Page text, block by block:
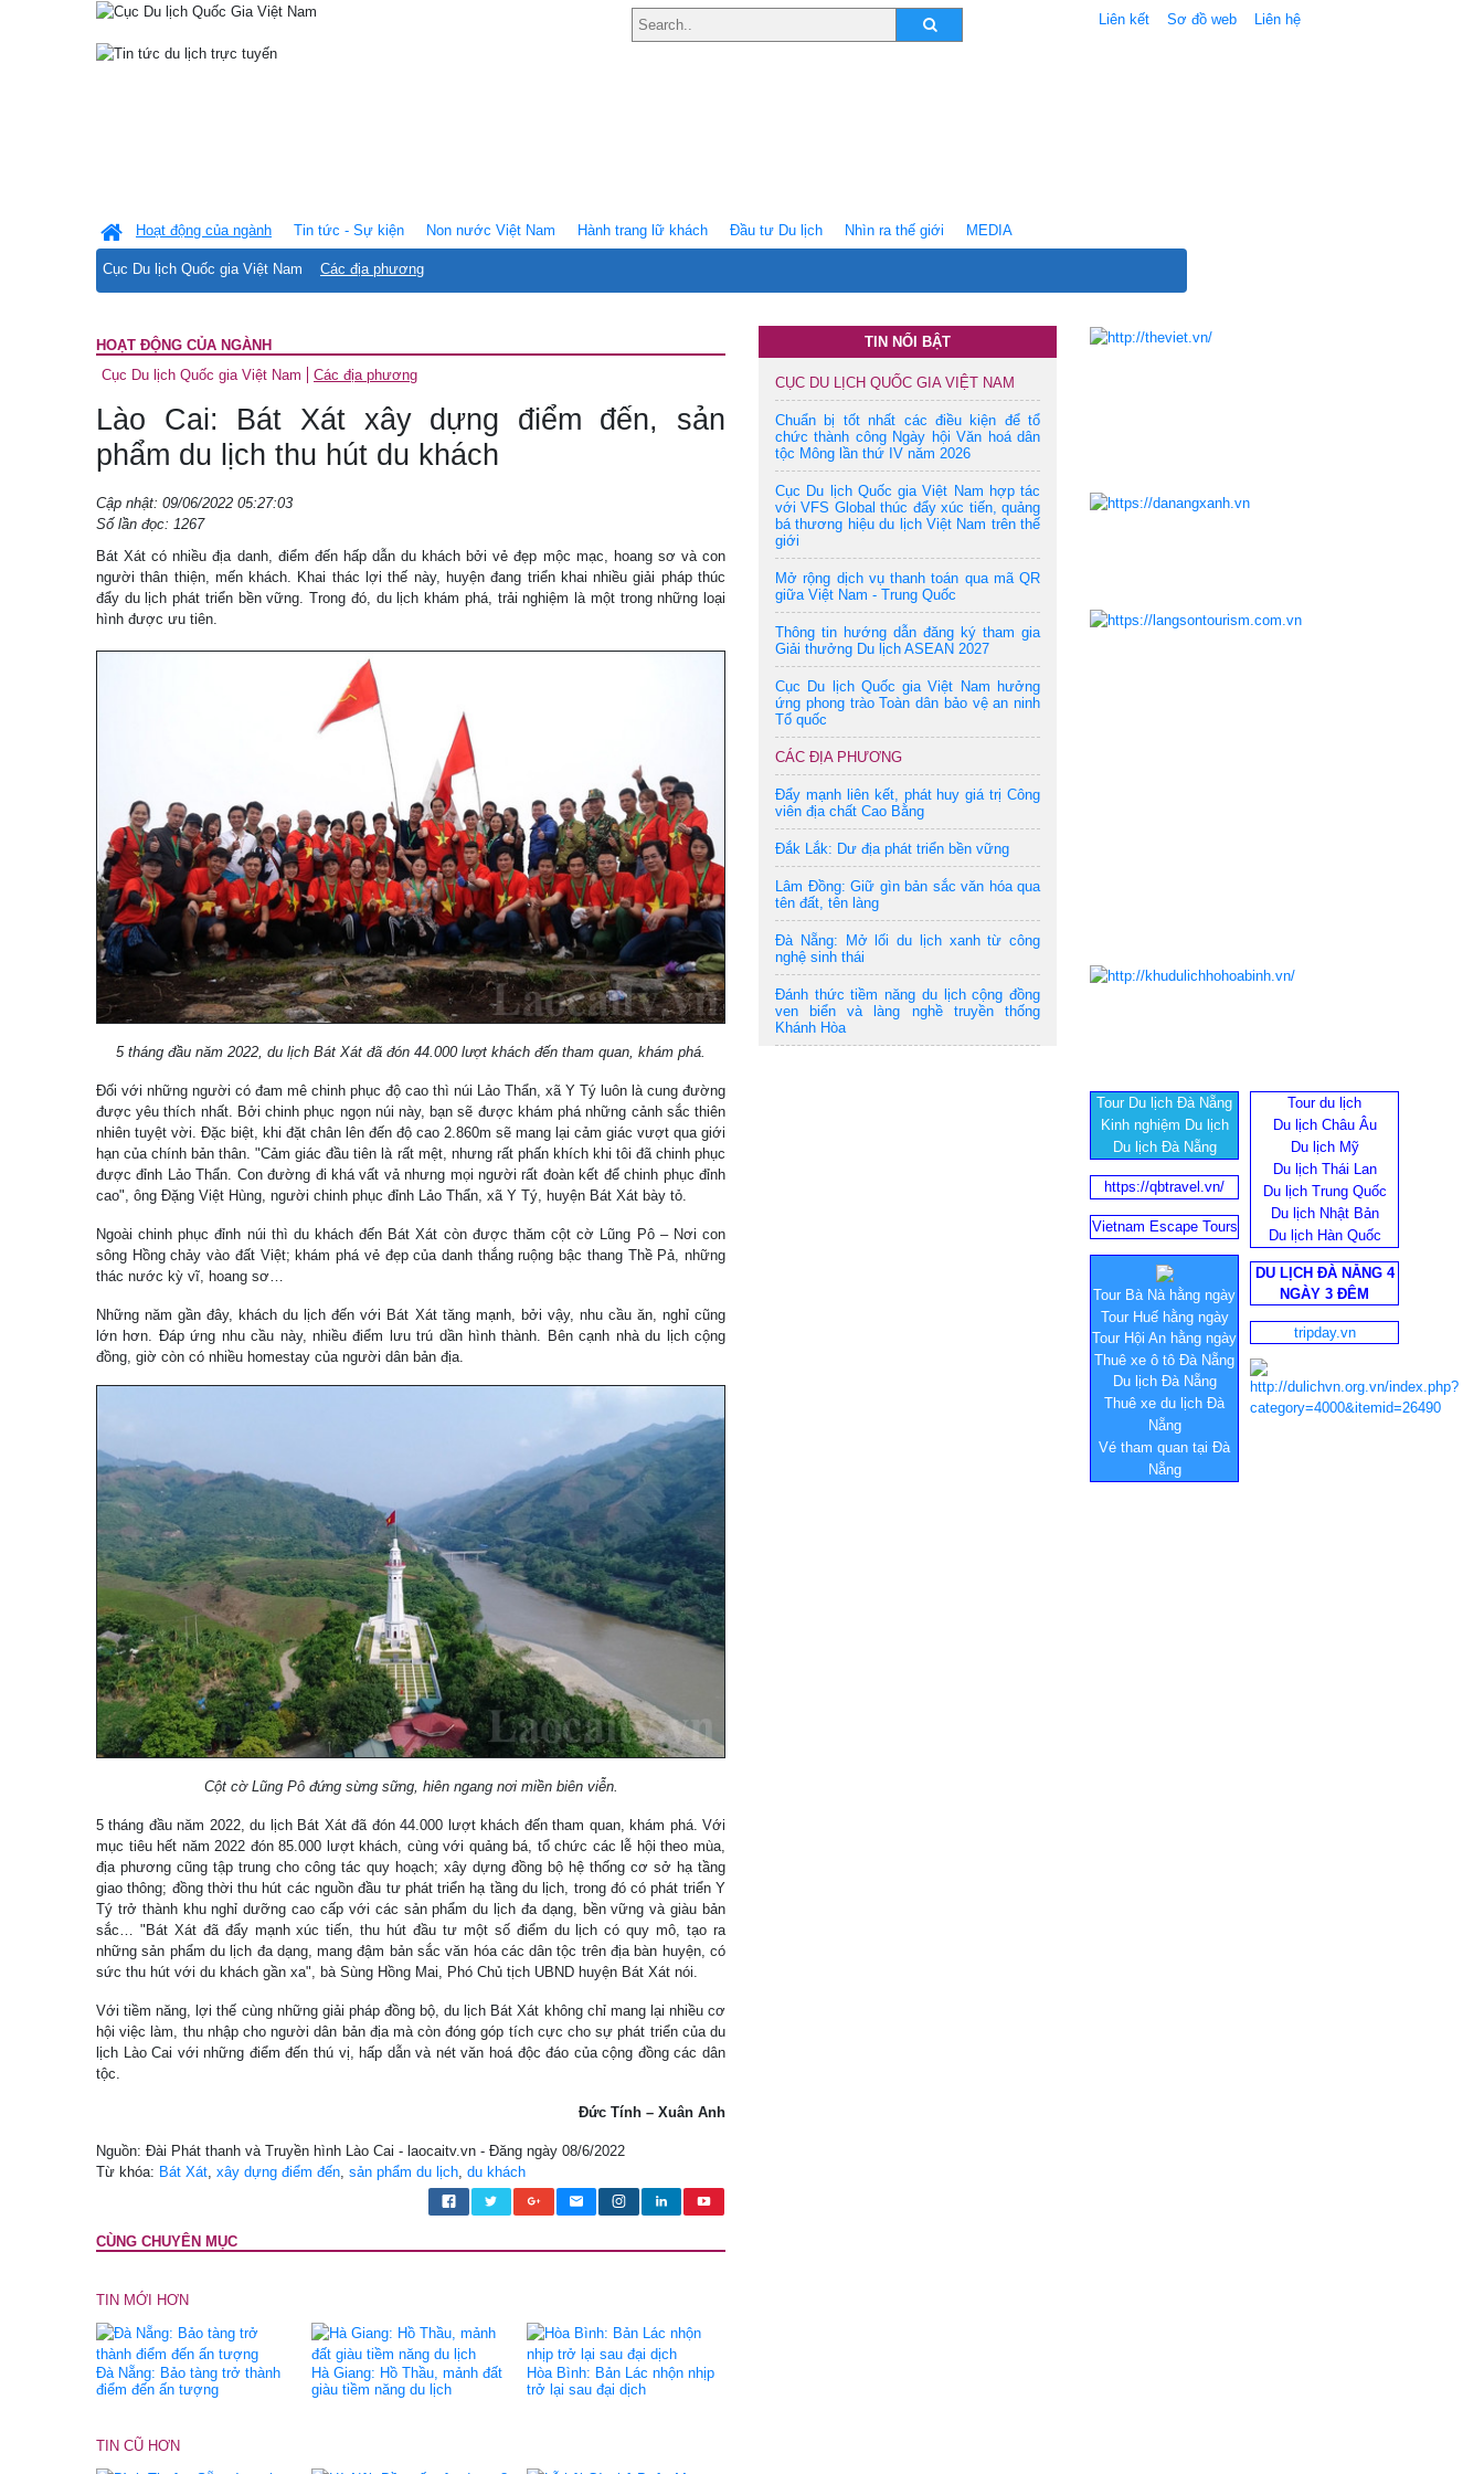
Liên kết Sơ đồ web Liên hệ
Hoạt động của ngành
Cục Du lịch Quốc gia Việt Nam Các địa phương
Tin tức - Sự kiện Non nước Việt Nam Hành trang lữ khách Ðầu tư Du lịch Nhìn ra thế giới MEDIA
HOẠT ĐỘNG CỦA NGÀNH
Cục Du lịch Quốc gia Việt Nam
Các địa phương
Lào Cai: Bát Xát xây dựng điểm đến, sản
phẩm du lịch thu hút du khách
Cập nhật: 09/06/2022 05:27:03
Số lần đọc: 1267
Bát Xát có nhiều địa danh, điểm đến hấp dẫn du khách bởi vẻ đẹp mộc mạc, hoang sơ và con
người thân thiện, mến khách. Khai thác lợi thế này, huyện đang triển khai nhiều giải pháp thúc
đẩy du lịch phát triển bền vững. Trong đó, du lịch khám phá, trải nghiệm là một trong những loại
hình được ưu tiên.
5 tháng đầu năm 2022, du lịch Bát Xát đã đón 44.000 lượt khách đến tham quan, khám phá.
Đối với những người có đam mê chinh phục độ cao thì núi Lảo Thẩn, xã Y Tý luôn là cung đường
được yêu thích nhất. Bởi chinh phục ngọn núi này, bạn sẽ được khám phá những cảnh sắc thiên
nhiên tuyệt vời. Đặc biệt, khi đặt chân lên đến độ cao 2.860m sẽ mang lại cảm giác vượt qua giới
hạn của chính bản thân. "Cảm giác đầu tiên là rất mệt, nhưng rất phấn khích khi tôi đã chinh phục
được đỉnh Lảo Thẩn. Con đường đi khá vất vả nhưng mọi người rất đoàn kết để chinh phục đỉnh
cao", ông Đặng Việt Hùng, người chinh phục đỉnh Lảo Thẩn, xã Y Tý, huyện Bát Xát bày tỏ.
Ngoài chinh phục đỉnh núi thì du khách đến Bát Xát còn được thăm cột cờ Lũng Pô – Nơi con
sông Hồng chảy vào đất Việt; khám phá vẻ đẹp của danh thắng ruộng bậc thang Thề Pả, những
thác nước kỳ vĩ, hoang sơ…
Những năm gần đây, khách du lịch đến với Bát Xát tăng mạnh, bởi vậy, nhu cầu ăn, nghỉ cũng
lớn hơn. Đáp ứng nhu cầu này, nhiều điểm lưu trú dần hình thành. Bên cạnh nhà du lịch cộng
đồng, giờ còn có nhiều homestay của người dân bản địa.
Cột cờ Lũng Pô đứng sừng sững, hiên ngang nơi miền biên viễn.
5 tháng đầu năm 2022, du lịch Bát Xát đã đón 44.000 lượt khách đến tham quan, khám phá. Với
mục tiêu hết năm 2022 đón 85.000 lượt khách, cùng với quảng bá, tổ chức các lễ hội theo mùa,
địa phương cũng tập trung cho công tác quy hoạch; xây dựng đồng bộ hệ thống cơ sở hạ tầng
giao thông; đồng thời thu hút các nguồn đầu tư phát triển hạ tầng du lịch, trong đó có phát triển Y
Tý trở thành khu nghỉ dưỡng cao cấp với các sản phẩm du lịch đa dạng, bền vững và giàu bản
sắc… "Bát Xát đã đẩy mạnh xúc tiến, thu hút đầu tư một số điểm du lịch có quy mô, tạo ra
những sản phẩm du lịch đa dạng, mang đậm bản sắc văn hóa các dân tộc trên địa bàn huyện, có
sức thu hút với du khách gần xa", bà Sùng Hồng Mai, Phó Chủ tịch UBND huyện Bát Xát nói.
Với tiềm năng, lợi thế cùng những giải pháp đồng bộ, du lịch Bát Xát không chỉ mang lại nhiều cơ
hội việc làm, thu nhập cho người dân bản địa mà còn đóng góp tích cực cho sự phát triển của du
lịch Lào Cai với những điểm đến thú vị, hấp dẫn và nét văn hoá độc đáo của cộng đồng các dân
tộc.
Đức Tính – Xuân Anh
Nguồn: Đài Phát thanh và Truyền hình Lào Cai - laocaitv.vn - Đăng ngày 08/6/2022
Từ khóa: Bát Xát, xây dựng điểm đến, sản phẩm du lịch, du khách
CÙNG CHUYÊN MỤC
TIN MỚI HƠN
Đà Nẵng: Bảo tàng trở thành
điểm đến ấn tượng
Hà Giang: Hồ Thầu, mảnh đất
giàu tiềm năng du lịch
Hòa Bình: Bản Lác nhộn nhịp
trở lại sau đại dịch
TIN CŨ HƠN
TIN NỔI BẬT
CỤC DU LỊCH QUỐC GIA VIỆT NAM
Chuẩn bị tốt nhất các điều kiện để tổ
chức thành công Ngày hội Văn hoá dân
tộc Mông lần thứ IV năm 2026
Cục Du lịch Quốc gia Việt Nam hợp tác
với VFS Global thúc đẩy xúc tiến, quảng
bá thương hiệu du lịch Việt Nam trên thế
giới
Mở rộng dịch vụ thanh toán qua mã QR
giữa Việt Nam - Trung Quốc
Thông tin hướng dẫn đăng ký tham gia
Giải thưởng Du lịch ASEAN 2027
Cục Du lịch Quốc gia Việt Nam hưởng
ứng phong trào Toàn dân bảo vệ an ninh
Tổ quốc
CÁC ĐỊA PHƯƠNG
Đẩy mạnh liên kết, phát huy giá trị Công
viên địa chất Cao Bằng
Đắk Lắk: Dư địa phát triển bền vững
Lâm Đồng: Giữ gìn bản sắc văn hóa qua
tên đất, tên làng
Đà Nẵng: Mở lối du lịch xanh từ công
nghệ sinh thái
Đánh thức tiềm năng du lịch cộng đồng
ven biển và làng nghề truyền thống
Khánh Hòa
Tour Du lịch Đà Nẵng
Kinh nghiệm Du lịch
Du lịch Đà Nẵng
Tour du lịch
Du lịch Châu Âu
Du lịch Mỹ
Du lịch Thái Lan
Du lịch Trung Quốc
Du lịch Nhật Bản
Du lịch Hàn Quốc
https://qbtravel.vn/
Vietnam Escape Tours
Tour Bà Nà hằng ngày
Tour Huế hằng ngày
Tour Hội An hằng ngày
Thuê xe ô tô Đà Nẵng
Du lịch Đà Nẵng
Thuê xe du lịch Đà
Nẵng
Vé tham quan tại Đà
Nẵng
DU LỊCH ĐÀ NẴNG 4
NGÀY 3 ĐÊM
tripday.vn